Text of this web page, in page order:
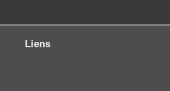
Liens